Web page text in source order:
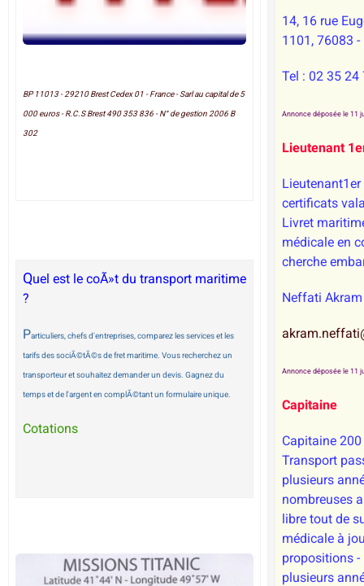
BP 11013 - 29210 Brest Cedex 01 - France - Sarl au capital de 5
000 euros - R.C.S Brest 490 353 836 - N° de gestion 2006 B
302
Quel est le coÃ»t du transport maritime
?
Particuliers, chefs d'entreprises, comparez les services et les
tarifs des sociÃ©tÃ©s de fret maritime. Vous recherchez un
transporteur et souhaitez demander un devis. Gagnez du
temps et de l'argent en complÃ©tant un formulaire unique.
Cotations
14, 16 rue
1101, 76083 -
Tel : 02 35 24
Annonce déposée le 11
Lieutenant
certificats
Livret
médicale en
cherche
Neffati
Annonce déposée le 11
Capitaine
Capitaine
Transport
plusieurs
nombreuses
libre tout de
médicale à
propositions -
plusieurs